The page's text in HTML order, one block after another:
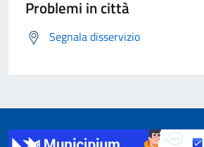
Problemi in città
Segnala disservizio